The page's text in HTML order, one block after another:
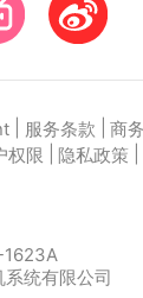
服务条款 商
权限 隐私政策
统有限公司